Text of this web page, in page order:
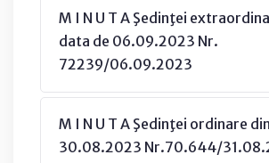
M I N U T A Şedinţei
data de 06.09.2023 Nr.
72239/06.09.2023
M I N U T A Şedinţei ordinare
30.08.2023 Nr.70.644/